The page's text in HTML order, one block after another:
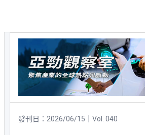
發刊日：2026/06/15｜Vol. 040